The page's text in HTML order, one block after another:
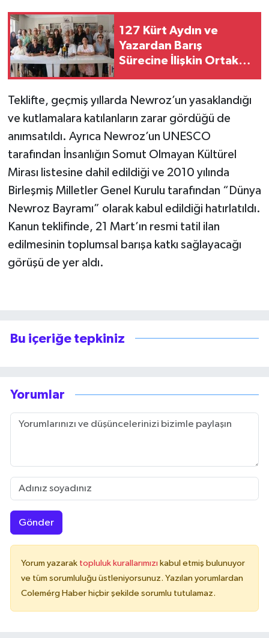
127 Kürt Aydın ve
Yazardan Barış
Sürecine İlişkin Ortak
Teklifte, geçmiş yıllarda Newroz’un yasaklandığı
ve kutlamalara katılanların zarar gördüğü de
anımsatıldı. Ayrıca Newroz’un UNESCO
tarafından İnsanlığın Somut Olmayan Kültürel
Mirası listesine dahil edildiği ve 2010 yılında
Birleşmiş Milletler Genel Kurulu tarafından “Dünya
Newroz Bayramı” olarak kabul edildiği hatırlatıldı.
Kanun teklifinde, 21 Mart’ın resmi tatil ilan
edilmesinin toplumsal barışa katkı sağlayacağı
görüşü de yer aldı.
Bu içeriğe tepkiniz
Yorumlar
Gönder
Yorum yazarak topluluk kurallarımızı kabul etmiş bulunuyor
ve tüm sorumluluğu üstleniyorsunuz. Yazılan yorumlardan
Colemérg Haber hiçbir şekilde sorumlu tutulamaz.